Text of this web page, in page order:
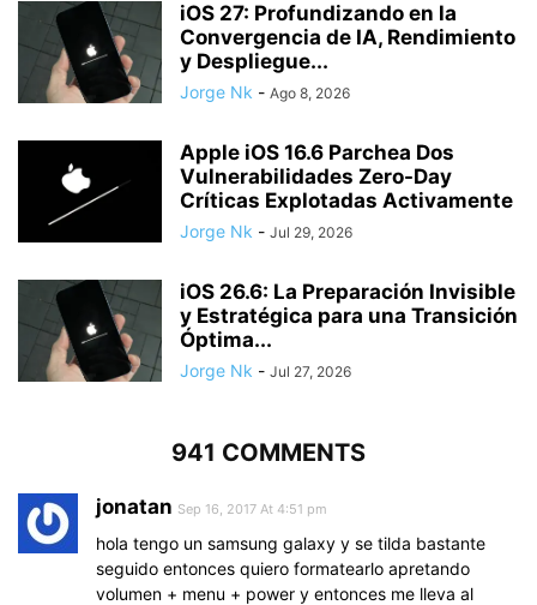
iOS 27: Profundizando en la
Convergencia de IA, Rendimiento
y Despliegue...
Jorge Nk - Ago 8, 2026
Apple iOS 16.6 Parchea Dos
Vulnerabilidades Zero-Day
Críticas Explotadas Activamente
Jorge Nk - Jul 29, 2026
iOS 26.6: La Preparación Invisible
y Estratégica para una Transición
Óptima...
Jorge Nk - Jul 27, 2026
941 COMMENTS
jonatan Sep 16, 2017 At 4:51 pm
hola tengo un samsung galaxy y se tilda bastante
seguido entonces quiero formatearlo apretando
volumen + menu + power y entonces me lleva al